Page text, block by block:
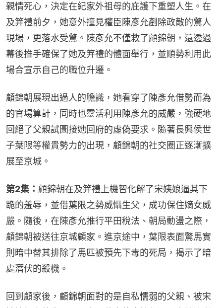
親情死心，決定在紀家外祖母的庇護下重塑人生。在
及笄禮前夕，她意外撞見權臣陳彥允剷除政敵的驚人
現場，更落水受驚。陳彥允不僅救了顧錦朝，還透過
幕後推手確保了她及笄禮的體面舉行，並順勢利用此
場合宣示自己的職位升遷。
顧錦朝展現出過人的膽識，她看穿了陳彥允借勢而為
的官場算計，同時也靈活利用陳彥允的威嚴，強硬地
回絕了父親試圖接她回府的虛偽要求。隨著長興侯世
子葉限等權貴勢力的出現，顧錦朝的社交圈正逐漸擴
展至京城。
第2集： 顧錦朝在及笄禮上機智化解了宋姨娘逼其下
跪的羞辱，並借葉限之勢威懾生父，成功保住嫡女威
嚴。隨後，在陳彥允推行平田稅法、朝局動盪之際，
顧錦朝被送往京城顧家。進京途中，葉限表面驚馬實
則暗中替其排除了馬匹被預先下毒的死局，揭示了暗
處潛伏的殺機。
回到顧家後，顧錦朝面對的是自私懦弱的父親、被宋